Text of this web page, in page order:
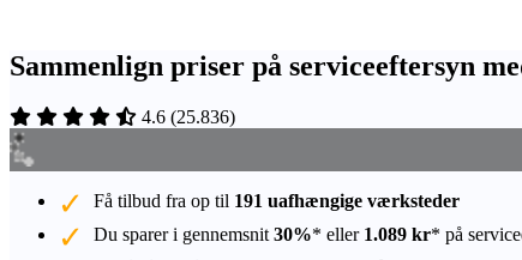
Sammenlign priser på serviceeftersyn
4.6 (25.836)
Få tilbud fra op til 191 uafhængige værksteder
Du sparer i gennemsnit 30%* eller 1.089 kr* på